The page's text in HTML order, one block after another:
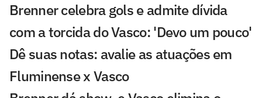
Brenner celebra gols e admite dívida
com a torcida do Vasco: 'Devo um pouco'
Dê suas notas: avalie as atuações em
Fluminense x Vasco